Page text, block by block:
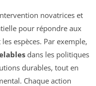
novatrices et
pour répondre aux
espèces. Par exemple,
dans les politiques
durables, tout en
Chaque action